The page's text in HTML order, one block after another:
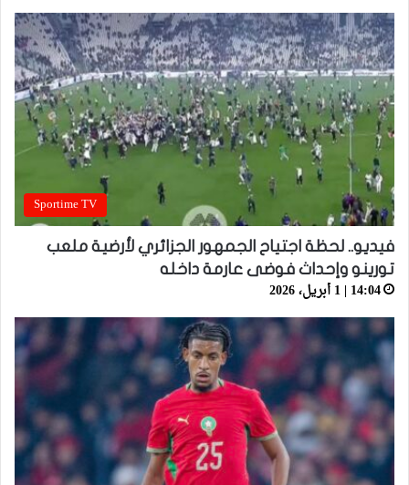
Sportime TV
فيديو.. لحظة اجتياح الجمهور الجزائري لأرضية ملعب
تورينو وإحداث فوضى عارمة داخله
14:04 | 1 أبريل، 2026